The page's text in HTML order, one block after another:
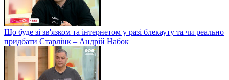
Що буде зі зв'язком та інтернетом у разі блекауту та чи реально
придбати Старлінк – Андрій Набок